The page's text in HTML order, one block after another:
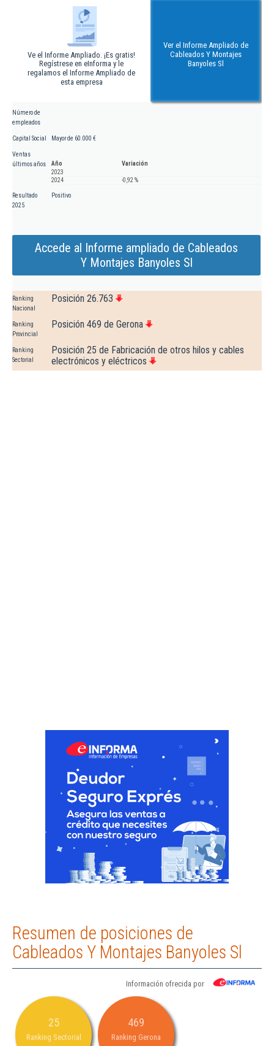
Ve el Informe Ampliado. ¡Es gratis!
Regístrese en eInforma y le
regalamos el Informe Ampliado de
esta empresa
Ver el Informe Ampliado de
Cableados Y Montajes
Banyoles Sl
Número de
empleados
Capital Social Mayor de 60.000 €
Ventas
últimos años
Año
Variación
2023
2024
-0,92 %
Resultado
2025
Positivo
Accede al Informe ampliado de Cableados
Y Montajes Banyoles Sl
Ranking
Nacional
Posición 26.763
Ranking
Provincial
Posición 469 de Gerona
Ranking
Sectorial
Posición 25 de Fabricación de otros hilos y cables
electrónicos y eléctricos
Resumen de posiciones de
Cableados Y Montajes Banyoles Sl
Información ofrecida por
25
Ranking Sectorial
469
Ranking Gerona